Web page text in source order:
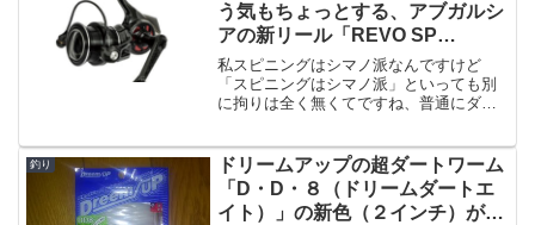
う気もちょっとする、アブガルシ
アの新リール「REVO SP
ROCKET（レボ エスピー ロケッ
ト）」
私スピニングはシマノ派なんですけど
「スピニングはシマノ派」といっても別
に拘りは全く無くてですね、普通にダイ
という派閥問題は荒れるのでさておきま
して、最近アブガルシアから...
釣り
ドリームアップの超ダートワーム
「D・D・８（ドリームダートエ
イト）」の新色（２インチ）が届